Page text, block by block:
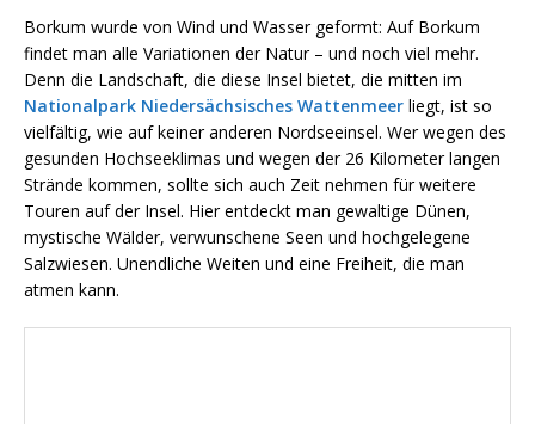
Borkum wurde von Wind und Wasser geformt: Auf Borkum
findet man alle Variationen der Natur – und noch viel mehr.
Denn die Landschaft, die diese Insel bietet, die mitten im
Nationalpark Niedersächsisches Wattenmeer liegt, ist so
vielfältig, wie auf keiner anderen Nordseeinsel. Wer wegen des
gesunden Hochseeklimas und wegen der 26 Kilometer langen
Strände kommen, sollte sich auch Zeit nehmen für weitere
Touren auf der Insel. Hier entdeckt man gewaltige Dünen,
mystische Wälder, verwunschene Seen und hochgelegene
Salzwiesen. Unendliche Weiten und eine Freiheit, die man
atmen kann.